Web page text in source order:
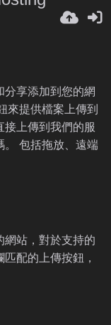
分享添加到您的網
來提供檔案上傳到
接上傳到我們的服
。 包括拖放、遠端
網站，對於支持的
配的上傳按鈕，